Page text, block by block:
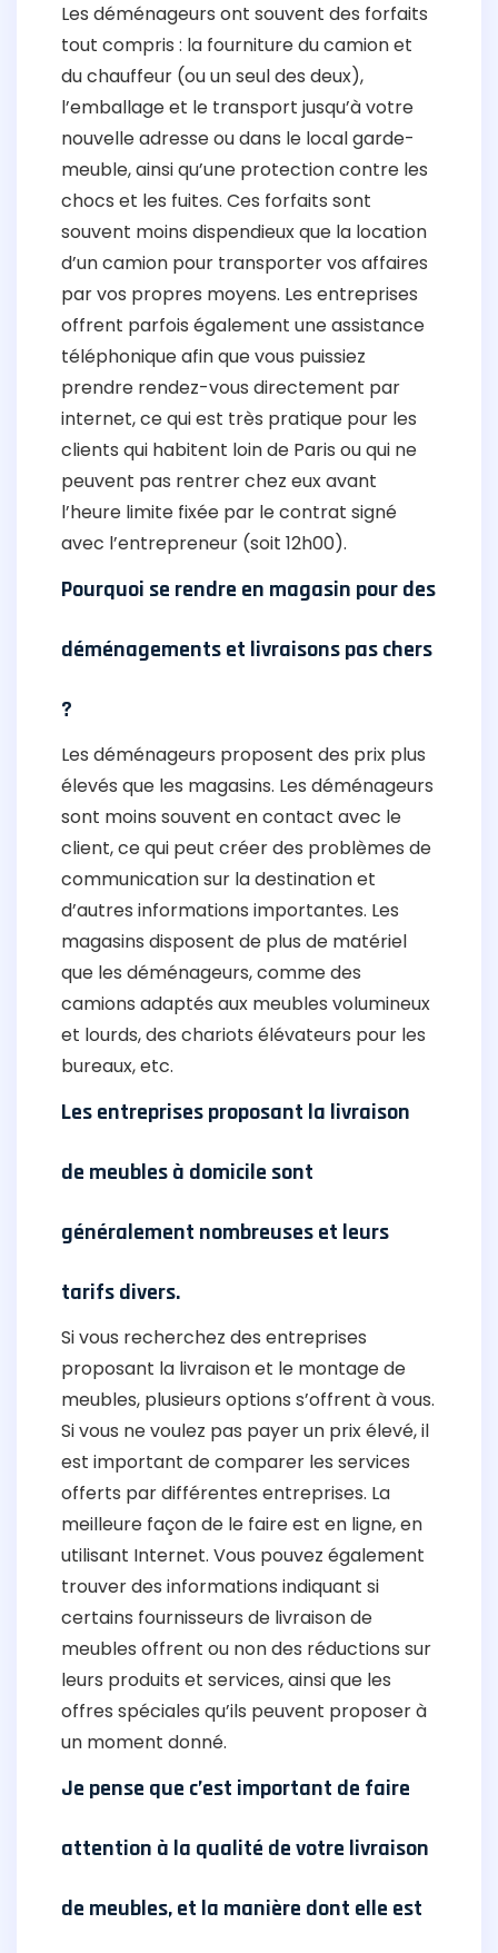
Les déménageurs ont souvent des forfaits
tout compris : la fourniture du camion et
du chauffeur (ou un seul des deux),
l’emballage et le transport jusqu’à votre
nouvelle adresse ou dans le local garde-
meuble, ainsi qu’une protection contre les
chocs et les fuites. Ces forfaits sont
souvent moins dispendieux que la location
d’un camion pour transporter vos affaires
par vos propres moyens. Les entreprises
offrent parfois également une assistance
téléphonique afin que vous puissiez
prendre rendez-vous directement par
internet, ce qui est très pratique pour les
clients qui habitent loin de Paris ou qui ne
peuvent pas rentrer chez eux avant
l’heure limite fixée par le contrat signé
avec l’entrepreneur (soit 12h00).
Pourquoi se rendre en magasin pour des
déménagements et livraisons pas chers
?
Les déménageurs proposent des prix plus
élevés que les magasins. Les déménageurs
sont moins souvent en contact avec le
client, ce qui peut créer des problèmes de
communication sur la destination et
d’autres informations importantes. Les
magasins disposent de plus de matériel
que les déménageurs, comme des
camions adaptés aux meubles volumineux
et lourds, des chariots élévateurs pour les
bureaux, etc.
Les entreprises proposant la livraison
de meubles à domicile sont
généralement nombreuses et leurs
tarifs divers.
Si vous recherchez des entreprises
proposant la livraison et le montage de
meubles, plusieurs options s’offrent à vous.
Si vous ne voulez pas payer un prix élevé, il
est important de comparer les services
offerts par différentes entreprises. La
meilleure façon de le faire est en ligne, en
utilisant Internet. Vous pouvez également
trouver des informations indiquant si
certains fournisseurs de livraison de
meubles offrent ou non des réductions sur
leurs produits et services, ainsi que les
offres spéciales qu’ils peuvent proposer à
un moment donné.
Je pense que c’est important de faire
attention à la qualité de votre livraison
de meubles, et la manière dont elle est